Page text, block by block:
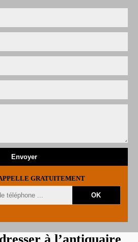
GRATUITEMENT